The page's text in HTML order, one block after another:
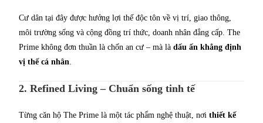
Cư dân tại đây được hưởng lợi thế độc tôn về vị trí, giao thông,
môi trường sống và cộng đồng trí thức, doanh nhân đẳng cấp. The
Prime không đơn thuần là chốn an cư – mà làdấu ấn khẳng định
vị thế cá nhân
2. Refined Living – Chuẩn sống tinh tế
Từng căn hộ The Prime là một tác phẩm nghệ thuật, nơithiết kế